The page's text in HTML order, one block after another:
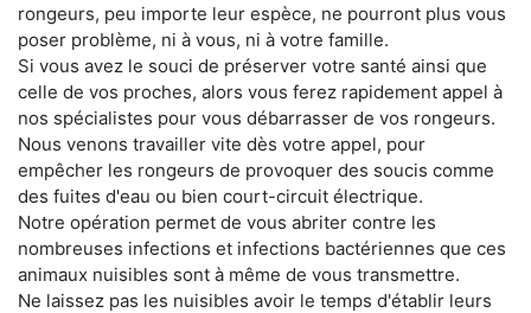
rongeurs, peu importe leur espèce, ne pourront plus vous
poser problème, ni à vous, ni à votre famille.
Si vous avez le souci de préserver votre santé ainsi que
celle de vos proches, alors vous ferez rapidement appel à
nos spécialistes pour vous débarrasser de vos rongeurs.
Nous venons travailler vite dès votre appel, pour
empêcher les rongeurs de provoquer des soucis comme
des fuites d'eau ou bien court-circuit électrique.
Notre opération permet de vous abriter contre les
nombreuses infections et infections bactériennes que ces
animaux nuisibles sont à même de vous transmettre.
Ne laissez pas les nuisibles avoir le temps d'établir leurs